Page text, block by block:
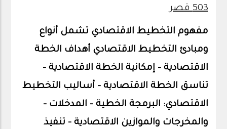
503 قصر
مفهوم التخطيط الاقتصادي تشمل أنواع
ومبادئ التخطيط الاقتصادي أهداف الخطة
الاقتصادية – إمكانية الخطة الاقتصادية –
تناسق الخطة الاقتصادية – أساليب التخطيط
الاقتصادي: البرمجة الخطية – المدخلات –
والمخرجات والموازين الاقتصادية – تنفيذ